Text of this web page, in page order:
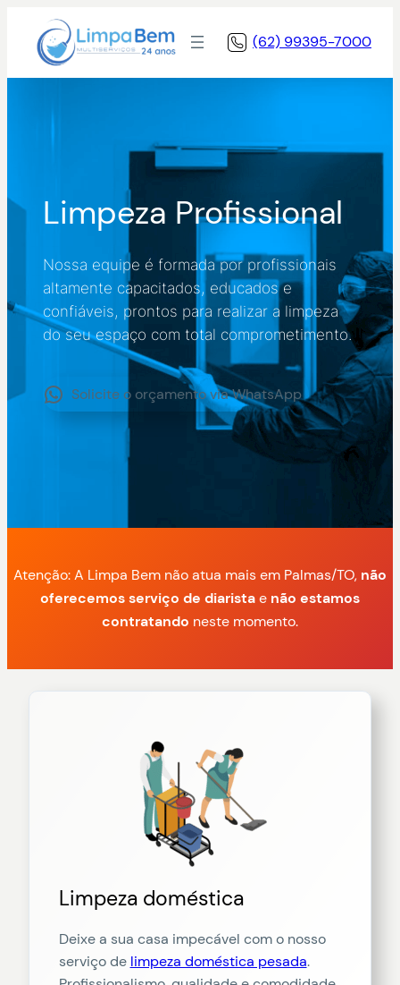
(62) 99395-7000
Limpeza Profissional
Nossa equipe é formada por profissionais
altamente capacitados, educados e
confiáveis, prontos para realizar a limpeza
do seu espaço com total comprometimento.
Solicite o orçamento via WhatsApp
Atenção: A Limpa Bem não atua mais em Palmas/TO, não
oferecemos serviço de diaristae não estamos
contratando neste momento.
Limpeza doméstica
Deixe a sua casa impecável com o nosso
serviço de limpeza doméstica pesada.